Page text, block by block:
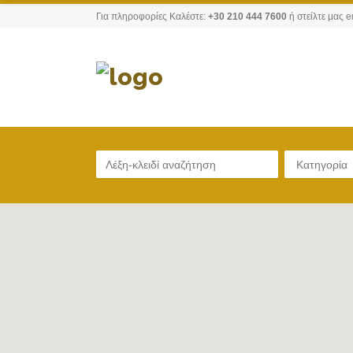
Για πληροφορίες Καλέστε: +30 210 444 7600 ή στείλτε μας
Κατηγορία